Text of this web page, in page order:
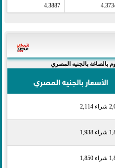
4.3887
بالصاغة بالجنيه المصري
الأسعار بالجنيه المصري